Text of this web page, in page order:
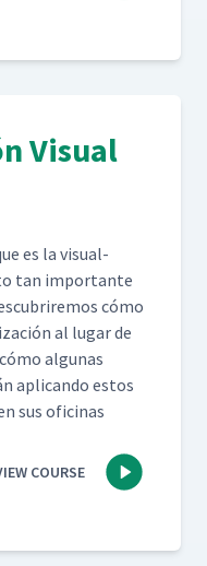
Visual
es la visu­al­
tan impor­tante
cómo
al lugar de
algu­nas
apli­can­do estos
sus ofic­i­nas
COURSE